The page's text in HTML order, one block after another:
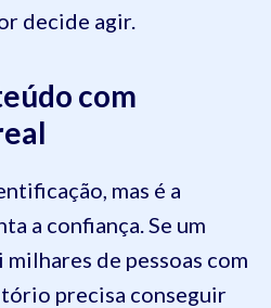
decide agir.
com
mas é a
a confiança. Se um
de pessoas com
precisa conseguir